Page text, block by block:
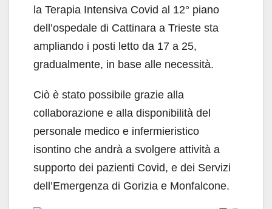
la Terapia Intensiva Covid al 12° piano
dell’ospedale di Cattinara a Trieste sta
ampliando i posti letto da 17 a 25,
gradualmente, in base alle necessità.
Ciò è stato possibile grazie alla
collaborazione e alla disponibilità del
personale medico e infermieristico
isontino che andrà a svolgere attività a
supporto dei pazienti Covid, e dei Servizi
dell’Emergenza di Gorizia e Monfalcone.